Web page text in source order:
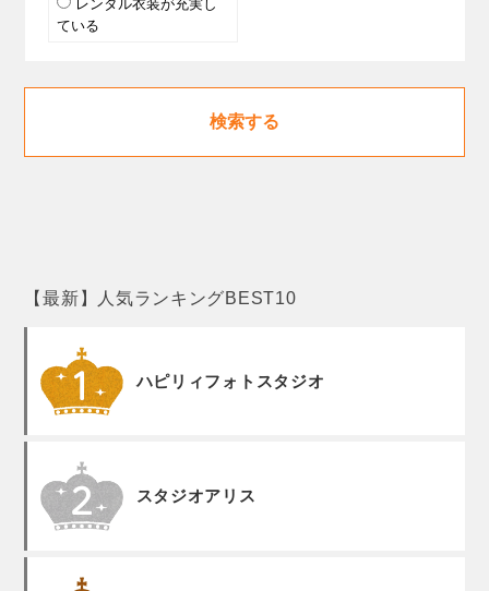
レンタル衣装が充実し
ている
検索する
【最新】人気ランキングBEST10
ハピリィフォトスタジオ
スタジオアリス